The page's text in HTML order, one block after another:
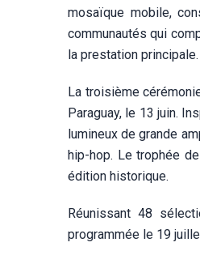
mosaïque mobile,
communautés qui
la prestation principale.
La troisième
Paraguay, le 13 juin.
lumineux de grande
hip-hop. Le trophée
édition historique.
Réunissant 48
programmée le 19